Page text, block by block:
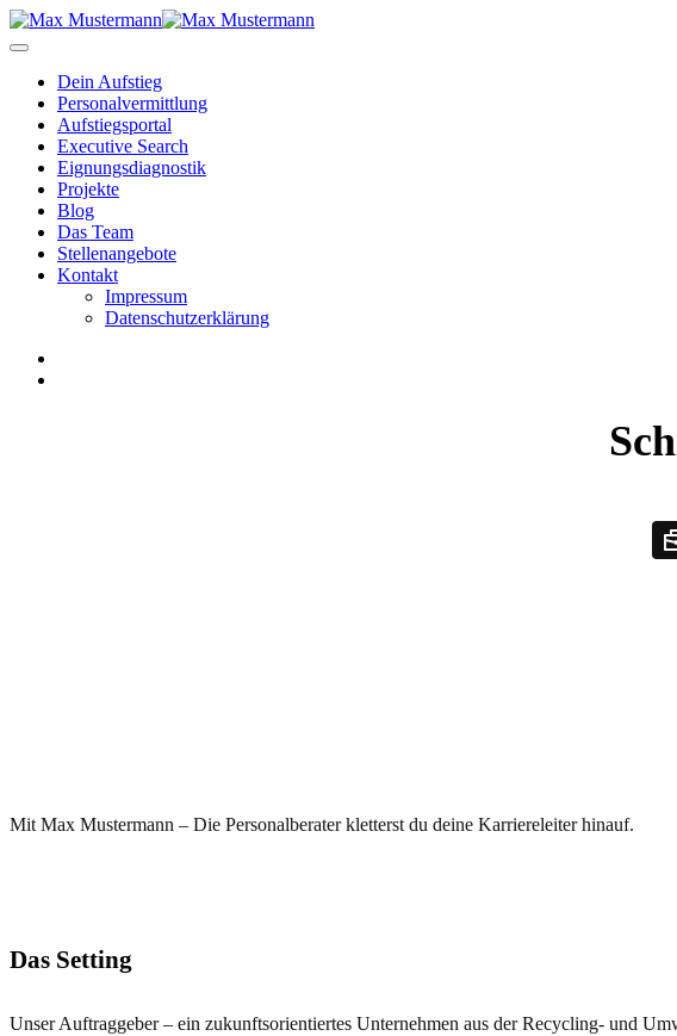
Dein Aufstieg
Personal­vermittlung
Aufstiegsportal
Executive Search
Eignungs­diagnostik
Projekte
Blog
Das Team
Stellenangebote
Kontakt
Impressum
Datenschutzerklärung
Mit Max Mustermann – Die Personalberater kletterst du deine Karriereleiter hinauf.
Das Setting
Unser Auftraggeber – ein zukunftsorientiertes Unternehmen aus der Recycling- und